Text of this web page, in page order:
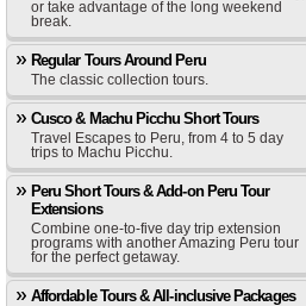
or take advantage of the long weekend
break.
Regular Tours Around Peru
The classic collection tours.
Cusco & Machu Picchu Short Tours
Travel Escapes to Peru, from 4 to 5 day
trips to Machu Picchu.
Peru Short Tours & Add-on Peru Tour
Extensions
Combine one-to-five day trip extension
programs with another Amazing Peru tour
for the perfect getaway.
Affordable Tours & All-inclusive Packages